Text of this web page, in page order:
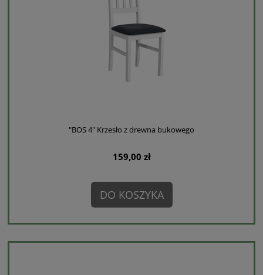
"BOS 4" Krzesło z drewna bukowego
159,00 zł
DO KOSZYKA